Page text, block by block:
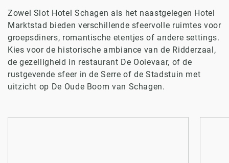
Zowel Slot Hotel Schagen als het naastgelegen Hotel
Marktstad bieden verschillende sfeervolle ruimtes voor
groepsdiners, romantische etentjes of andere settings.
Kies voor de historische ambiance van de Ridderzaal,
de gezelligheid in restaurant De Ooievaar, of de
rustgevende sfeer in de Serre of de Stadstuin met
uitzicht op De Oude Boom van Schagen.